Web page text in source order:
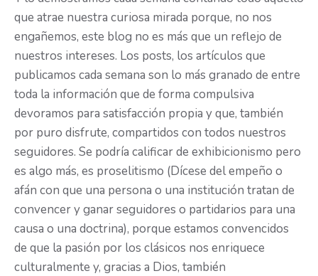
que atrae nuestra curiosa mirada porque, no nos
engañemos, este blog no es más que un reflejo de
nuestros intereses. Los posts, los artículos que
publicamos cada semana son lo más granado de entre
toda la información que de forma compulsiva
devoramos para satisfacción propia y que, también
por puro disfrute, compartidos con todos nuestros
seguidores. Se podría calificar de exhibicionismo pero
es algo más, es proselitismo (Dícese del empeño o
afán con que una persona o una institución tratan de
convencer y ganar seguidores o partidarios para una
causa o una doctrina), porque estamos convencidos
de que la pasión por los clásicos nos enriquece
culturalmente y, gracias a Dios, también